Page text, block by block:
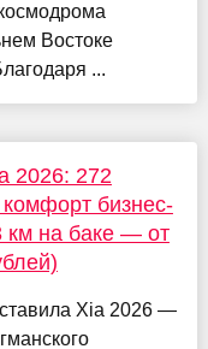
Востоке
...
2026: 272
бизнес-
км на баке — от
Xia 2026 —